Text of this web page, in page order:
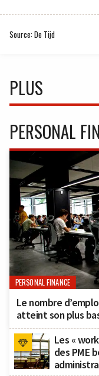
Source: De Tijd
PLUS
PERSONAL
PERSONAL FINANCE
Le nombre
atteint son plus
Les «
des PME